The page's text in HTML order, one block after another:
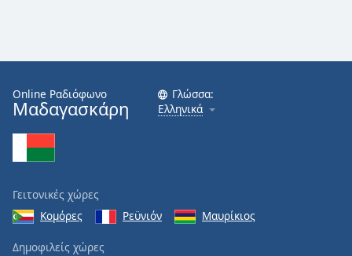
Online Ραδιόφωνο
Μαδαγασκάρη
Γλώσσα:
Ελληνικά
Γειτονικές χώρες
Κομόρες
Ρεϋνιόν Μαυρίκιος
Δημοφιλείς χώρες